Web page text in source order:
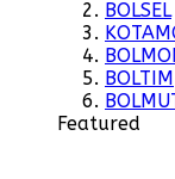
BOLSEL
BOLTIM
Featured